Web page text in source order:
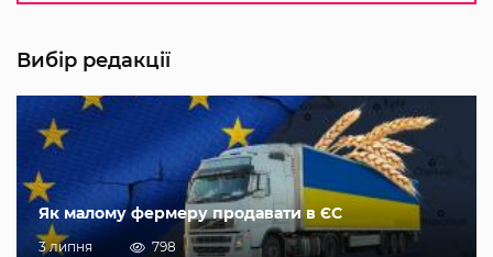
Вибір редакції
Як малому фермеру продавати в ЄС
3 липня 798